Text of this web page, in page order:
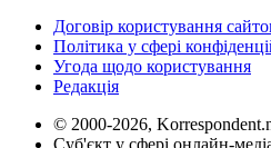
Договір користування
Політика у сфері
Угода щодо користування
Редакція
© 2000-2026,